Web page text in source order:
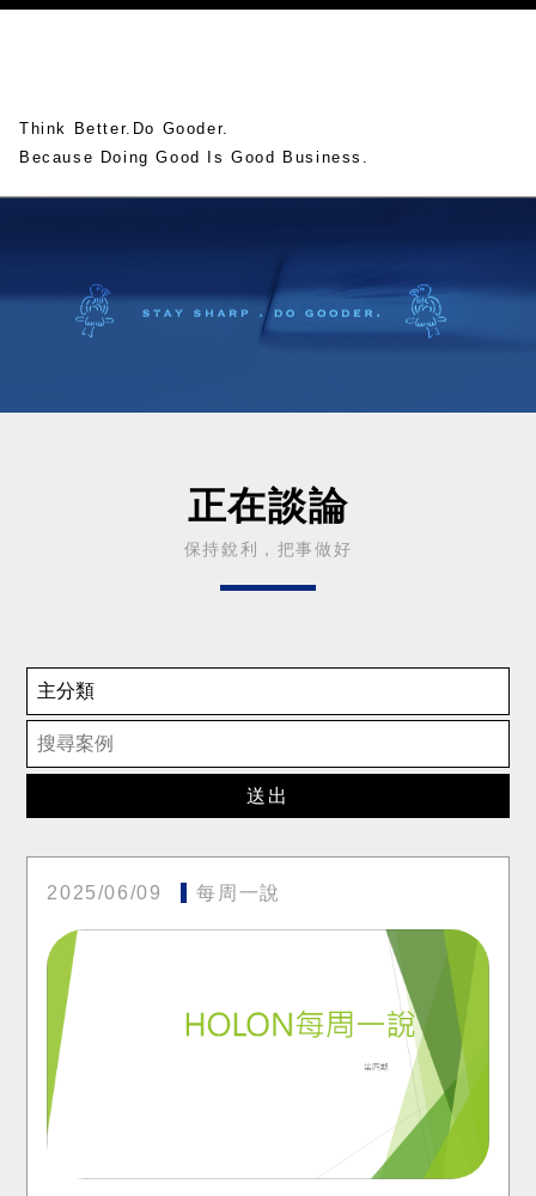
Think Better.Do Gooder.
Because Doing Good Is Good Business.
正在談論
保持銳利，把事做好
送出
2025/06/09 每周一說